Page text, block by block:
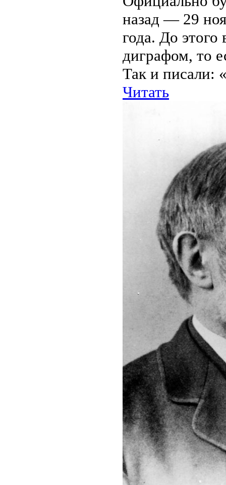
назад — 29
года. До
диграфом, то
Так и писали:
Читать